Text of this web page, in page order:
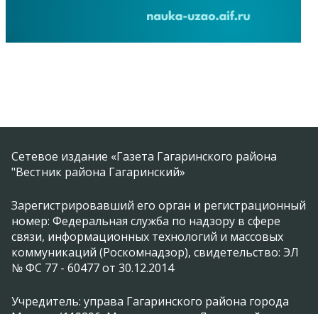
Сетевое издание «Газета Гагаринского района
"Вестник района Гагаринский»
Зарегистрировавший его орган и регистрационный
номер: Федеральная служба по надзору в сфере
связи, информационных технологий и массовых
коммуникаций (Роскомнадзор), свидетельство: ЭЛ
№ ФС 77 - 60477 от 30.12.2014
Учредитель: управа Гагаринского района города